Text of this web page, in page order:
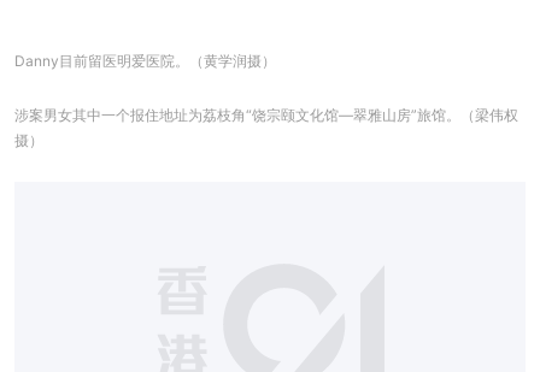
Danny目前留医明爱医院。（黄学润摄）
涉案男女其中一个报住地址为荔枝角“饶宗颐文化馆—翠雅山房”旅馆。（梁伟权
摄）